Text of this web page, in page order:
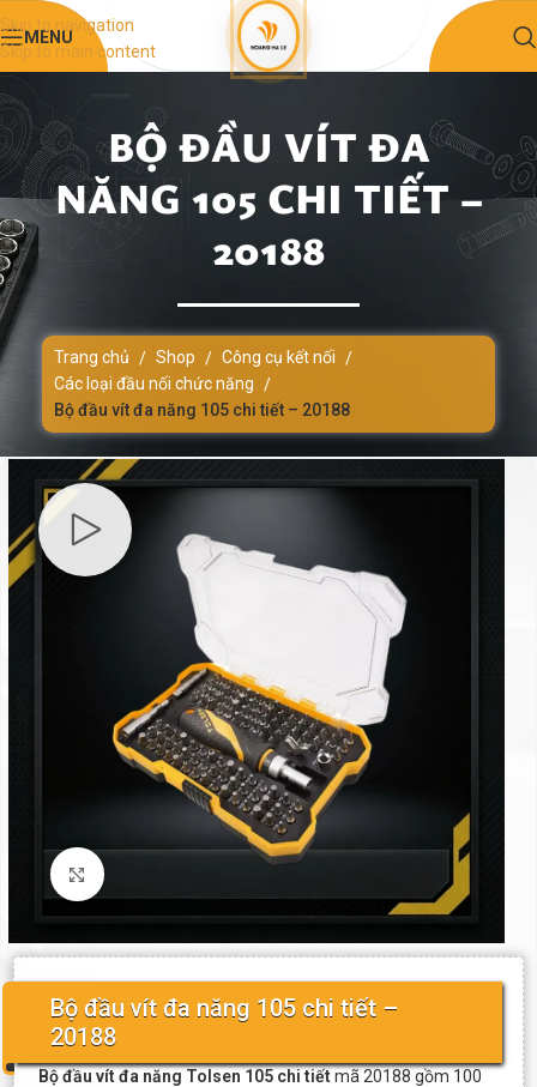
Skip to navigation
Skip to main content
MENU
BỘ ĐẦU VÍT ĐA
NĂNG 105 CHI TIẾT –
20188
Trang chủ / Shop / Công cụ kết nối /
Các loại đầu nối chức năng /
Bộ đầu vít đa năng 105 chi tiết – 20188
Click to enlarge
Bộ đầu vít đa năng 105 chi tiết –
20188
Bộ đầu vít đa năng Tolsen 105 chi tiết mã 20188 gồm 100